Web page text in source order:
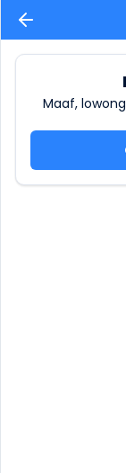
Maaf,